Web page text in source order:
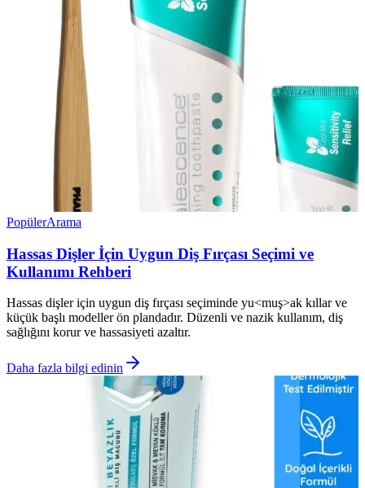
PopülerArama
Hassas Dişler İçin Uygun Diş Fırçası Seçimi ve
Kullanımı Rehberi
Hassas dişler için uygun diş fırçası seçiminde yu<muş>ak kıllar ve
küçük başlı modeller ön plandadır. Düzenli ve nazik kullanım, diş
sağlığını korur ve hassasiyeti azaltır.
Daha fazla bilgi edinin